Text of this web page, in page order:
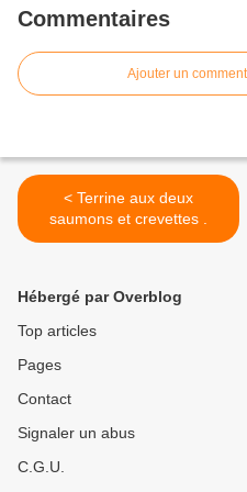
Commentaires
Ajouter un
< Terrine aux deux
saumons et crevettes .
Hébergé par Overblog
Top articles
Pages
Contact
Signaler un abus
C.G.U.